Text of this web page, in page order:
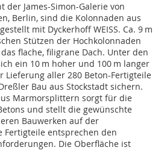
der James-Simon-Galerie von
Berlin, sind die Kolonnaden aus
mit Dyckerhoff WEISS. Ca. 9 m
Stützen der Hochkolonnaden
flache, filigrane Dach. Unter den
ein 10 m hoher und 100 m langer
Lieferung aller 280 Beton-Fertigteile
Bau aus Stockstadt sichern.
Marmorsplittern sorgt für die
und stellt die gewünschte
Bauwerken auf der
Fertigteile entsprechen den
Die Oberfläche ist